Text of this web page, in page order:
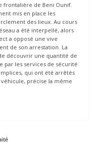
frontalière de Beni Ounif.
mis en place les
des lieux. Au cours
a été interpellé, alors
a opposé une vive
de son arrestation. La
découvrir une quantité de
par les services de sécurité
qui ont été arrêtés
précise la même